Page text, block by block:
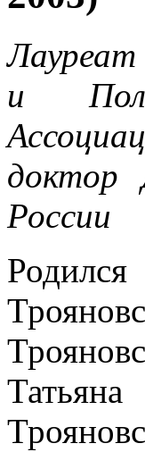
и
доктор
России